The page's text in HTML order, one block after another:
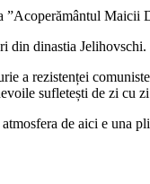
Maicii
din dinastia
a rezistenței
sufletești de zi cu
de aici e